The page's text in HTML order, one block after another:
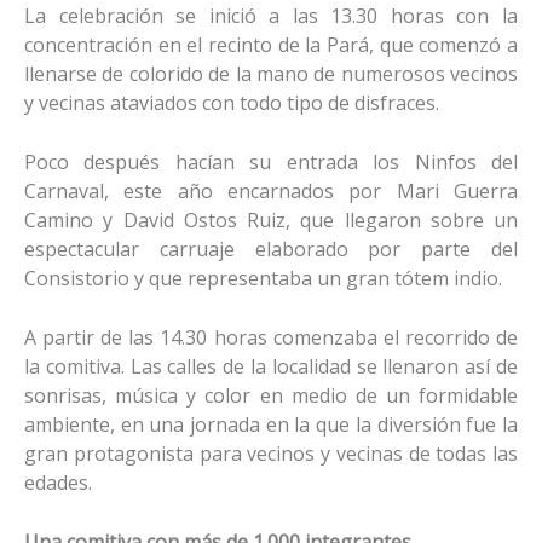
La celebración se inició a las 13.30 horas con la
concentración en el recinto de la Pará, que comenzó a
llenarse de colorido de la mano de numerosos vecinos
y vecinas ataviados con todo tipo de disfraces.
Poco después hacían su entrada los Ninfos del
Carnaval, este año encarnados por Mari Guerra
Camino y David Ostos Ruiz, que llegaron sobre un
espectacular carruaje elaborado por parte del
Consistorio y que representaba un gran tótem indio.
A partir de las 14.30 horas comenzaba el recorrido de
la comitiva. Las calles de la localidad se llenaron así de
sonrisas, música y color en medio de un formidable
ambiente, en una jornada en la que la diversión fue la
gran protagonista para vecinos y vecinas de todas las
edades.